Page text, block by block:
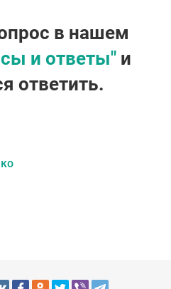
в нашем
и ответы" и
ответить.